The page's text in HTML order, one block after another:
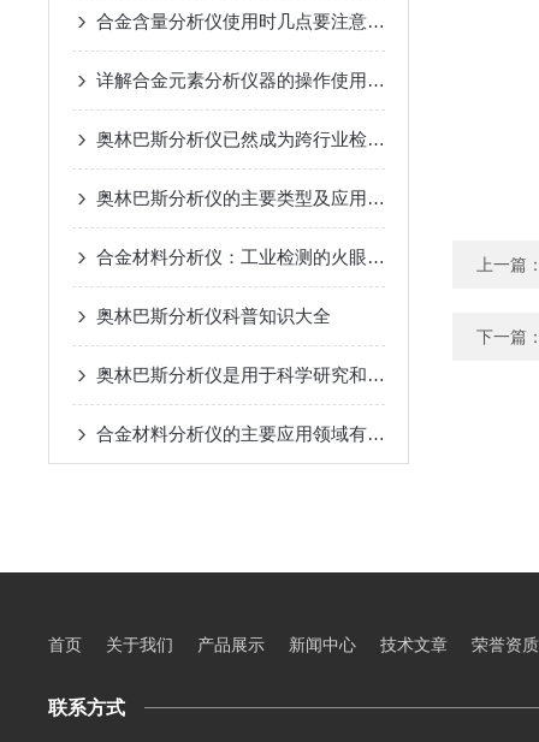
合金含量分析仪使用时几点要注意的地方
详解合金元素分析仪器的操作使用方法
奥林巴斯分析仪已然成为跨行业检测的重要工具
奥林巴斯分析仪的主要类型及应用领域
合金材料分析仪：工业检测的火眼金睛
奥林巴斯分析仪科普知识大全
奥林巴斯分析仪是用于科学研究和分析的设备
合金材料分析仪的主要应用领域有哪些？
上一篇
下一篇
首页 关于我们 产品展示 新闻中心 技术文章 荣誉资质
联系方式